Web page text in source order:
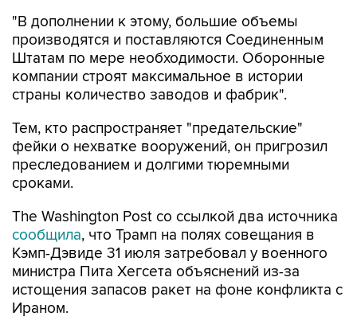
"В дополнении к этому, большие объемы
производятся и поставляются Соединенным
Штатам по мере необходимости. Оборонные
компании строят максимальное в истории
страны количество заводов и фабрик".
Тем, кто распространяет "предательские"
фейки о нехватке вооружений, он пригрозил
преследованием и долгими тюремными
сроками.
The Washington Post со ссылкой два источника
сообщила, что Трамп на полях совещания в
Кэмп-Дэвиде 31 июля затребовал у военного
министра Пита Хегсета объяснений из-за
истощения запасов ракет на фоне конфликта с
Ираном.